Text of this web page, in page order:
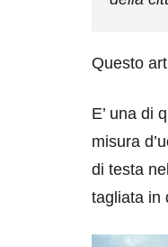
Questo
E’ una di
misura
di testa
tagliata in